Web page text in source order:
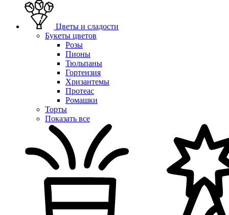
Цветы и сладости
Букеты цветов
Розы
Пионы
Тюльпаны
Гортензия
Хризантемы
Протеас
Ромашки
Торты
Показать все